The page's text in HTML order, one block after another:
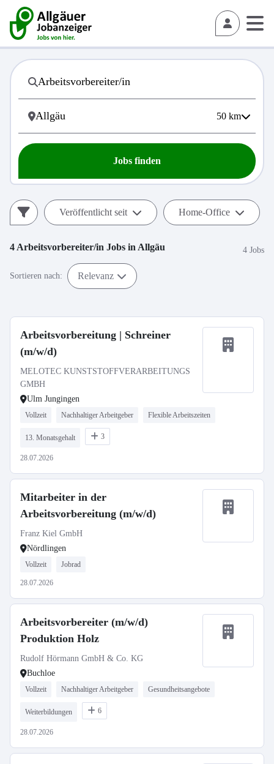
50 km
Jobs finden
Veröffentlicht seit Home-Office
4 Arbeitsvorbereiter/in Jobs in Allgäu 4 Jobs
Sortieren nach: Relevanz
Arbeitsvorbereitung | Schreiner
(m/w/d)
MELOTEC KUNSTSTOFFVERARBEITUNGS
GMBH
Ulm Jungingen
Vollzeit Nachhaltiger Arbeitgeber Flexible Arbeitszeiten
13. Monatsgehalt 3
28.07.2026
Mitarbeiter in der
Arbeitsvorbereitung (m/w/d)
Franz Kiel GmbH
Nördlingen
Vollzeit Jobrad
28.07.2026
Arbeitsvorbereiter (m/w/d)
Produktion Holz
Rudolf Hörmann GmbH & Co. KG
Buchloe
Vollzeit Nachhaltiger Arbeitgeber Gesundheitsangebote
Weiterbildungen 6
28.07.2026